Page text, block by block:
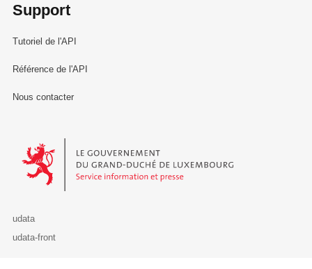
Support
Tutoriel de l'API
Référence de l'API
Nous contacter
Le Gouvernement du Grand-Duché de Luxembourg - Service
udata
udata-front